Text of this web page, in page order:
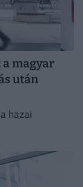
a magyar
után
hazai